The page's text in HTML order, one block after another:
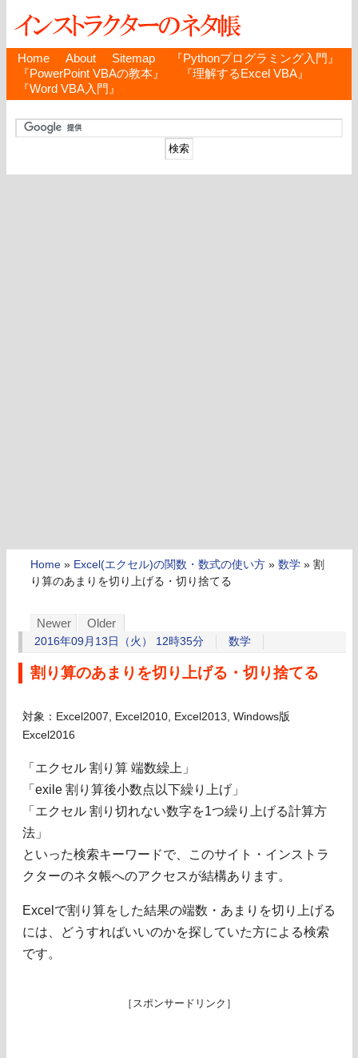
Home About Sitemap
『Pythonプログラミング入門』
『PowerPoint VBAの教本』
『理解するExcel VBA』
『Word VBA入門』
Home » Excel(エクセル)の関数・数式の使い方 » 数学 » 割
り算のあまりを切り上げる・切り捨てる
Newer Older
2016年09月13日（火） 12時35分 数学
割り算のあまりを切り上げる・切り捨てる
対象：Excel2007, Excel2010, Excel2013, Windows版
Excel2016
「エクセル 割り算 端数繰上」
「exile 割り算後小数点以下繰り上げ」
「エクセル 割り切れない数字を1つ繰り上げる計算方
法」
といった検索キーワードで、このサイト・インストラ
クターのネタ帳へのアクセスが結構あります。
Excelで割り算をした結果の端数・あまりを切り上げる
には、どうすればいいのかを探していた方による検索
です。
［スポンサードリンク］